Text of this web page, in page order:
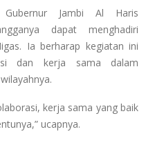
Jambi Al Haris
dapat menghadiri
Ia berharap kegiatan ini
dan kerja sama dalam
kerja sama yang baik
ucapnya.